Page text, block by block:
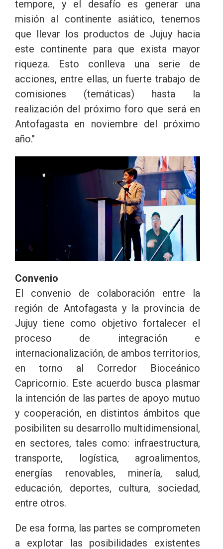
tempore, y el desafío es generar una
misión al continente asiático, tenemos
que llevar los productos de Jujuy hacia
este continente para que exista mayor
riqueza. Esto conlleva una serie de
acciones, entre ellas, un fuerte trabajo de
comisiones (temáticas) hasta la
realización del próximo foro que será en
Antofagasta en noviembre del próximo
año."
Convenio
El convenio de colaboración entre la
región de Antofagasta y la provincia de
Jujuy tiene como objetivo fortalecer el
proceso de integración e
internacionalización, de ambos territorios,
en torno al Corredor Bioceánico
Capricornio. Este acuerdo busca plasmar
la intención de las partes de apoyo mutuo
y cooperación, en distintos ámbitos que
posibiliten su desarrollo multidimensional,
en sectores, tales como: infraestructura,
transporte, logística, agroalimentos,
energías renovables, minería, salud,
educación, deportes, cultura, sociedad,
entre otros.
De esa forma, las partes se comprometen
a explotar las posibilidades existentes